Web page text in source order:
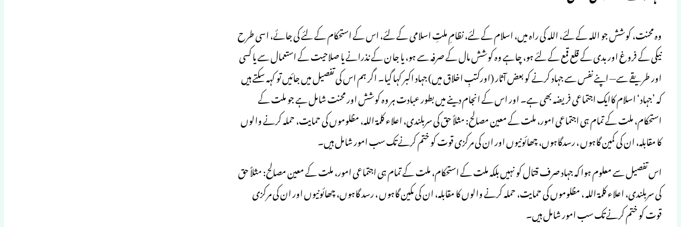
وہ محنت، کوشش جو اللہ کے لئے، اللہ کی راہ میں، اسلام کے لئے، نظامِ ملتِ اسلامی کے لئے، اس کے استحکام کے لئے کی جائے، اسی طرح
نیکی کے فروغ اور بدی کے قلع قمع کے لئے ہو، چاہے وہ کوشش مال کے صرفہ سے ہو، یا جان کے نذرانے یا صلاحیت کے استعمال سے یا کسی
اور طریقے سے— اپنے نفس سے جہاد کرنے کو بعض آثار (اورکتبِ اخلاق میں) جہاد اکبر کہا گیا۔ اگر ہم اس کی تفصیل میں جائیں تو کہہ سکتے ہیں
کہ ’جہاد‘ اسلام کاایک اجتماعی فریضہ بھی ہے۔ اور اس کے انجام دینے میں بطور عبادت ہر وہ کوشش اور محنت شامل ہے جو ملت کے
استحکام، ملت کے تمام ہی اجتماعی امور، ملت کے معین مصالح: مثلاً حق کی سربلندی، اعلاء کلمۃ اللہ، مظلوموں کی حمایت، حملہ کرنے والوں
کا مقابلہ، ان کی کمین گاہوں ، رسدگاہوں، چھائونیوں اور ان کی مرکزی قوت کو ختم کرنے تک سب امور شامل ہیں۔
اس تفصیل سے معلوم ہوا کہ جہاد صرف قتال کو نہیں بلکہ ملت کے استحکام، ملت کے تمام ہی اجتماعی امور، ملت کے معین مصالح: مثلاً حق
کی سربلندی، اعلاء کلمۃ اللہ ، مظلوموں کی حمایت، حملہ کرنے والوں کا مقابلہ، ان کی مکین گاہوں ، رسد گاہوں، چھائونیوں اور ان کی مرکزی
قوت کو ختم کرنے تک سب امور شامل ہیں۔